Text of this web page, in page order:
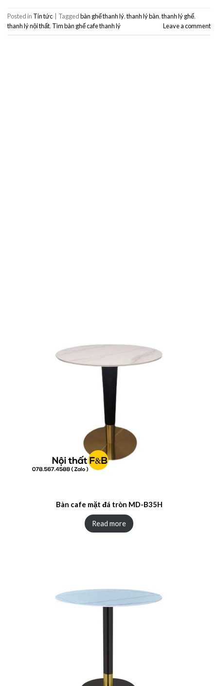
Posted in Tin tức Taggedbàn ghế thanh lý,thanh lý bàn,thanh lý ghế,
thanh lý nội thất, Tìm bàn ghế cafe thanh lý Leave a comment
Bàn cafe mặt đá tròn MD-B35H
Read more